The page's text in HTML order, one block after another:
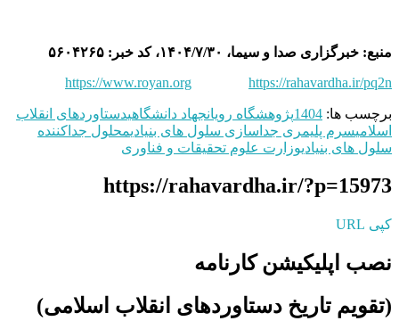
منبع: خبرگزاری صدا و سیما، ۱۴۰۴/۷/۳۰، کد خبر: ۵۶۰۴۲۶۵
https://www.royan.org
https://rahavardha.ir/pq2n
برچسب ها: 1404پژوهشگاه رویانجهاد دانشگاهیدستاوردهای انقلاب
اسلامیسرم پلیمری جداسازی سلول های بنیادیمحلول جداکننده
سلول های بنیادیوزارت علوم تحقیقات و فناوری
https://rahavardha.ir/?p=15973
کپی URL
نصب اپلیکیشن کارنامه
(تقویم تاریخ دستاوردهای انقلاب اسلامی​)